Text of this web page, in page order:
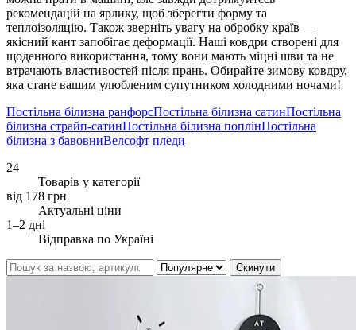
рекомендацій на ярлику, щоб зберегти форму та
теплоізоляцію. Також зверніть увагу на обробку країв —
якісний кант запобігає деформації. Наші ковдри створені для
щоденного використання, тому вони мають міцні шви та не
втрачають властивостей після прань. Обирайте зимову ковдру,
яка стане вашим улюбленим супутником холодними ночами!
Постільна білизна ранфорсПостільна білизна сатинПостільна
білизна страйп-сатинПостільна білизна поплінПостільна
білизна з бавовниВелсофт пледи
24
Товарів у категорії
від 178 грн
Актуальні ціни
1–2 дні
Відправка по Україні
Скинути